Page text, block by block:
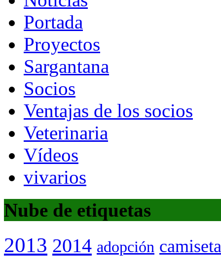
Portada
Proyectos
Sargantana
Socios
Ventajas de los socios
Veterinaria
Vídeos
vivarios
Nube de etiquetas
2013 2014 adopción